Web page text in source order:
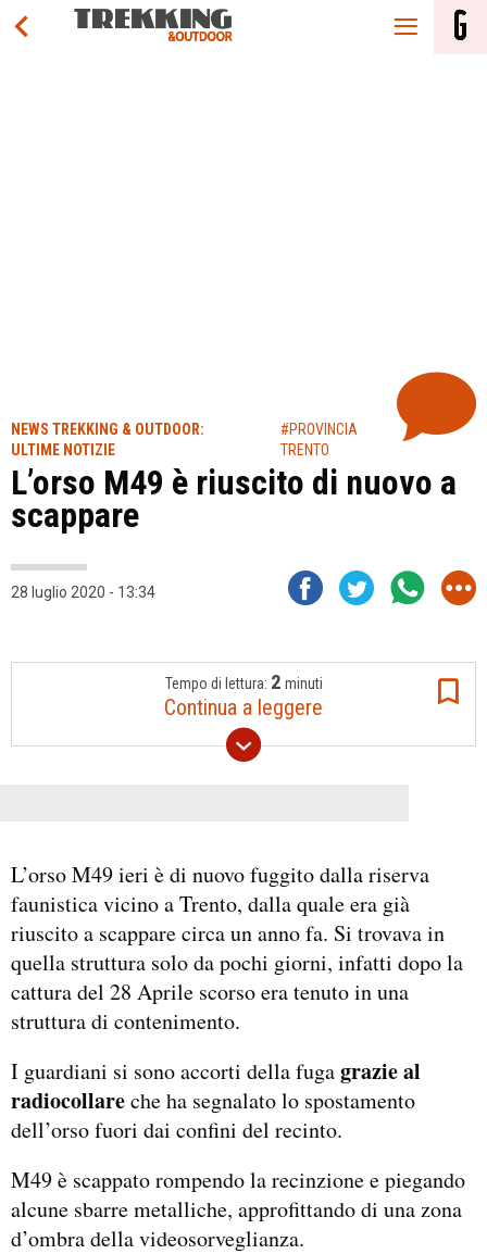
NEWS TREKKING & OUTDOOR:
ULTIME NOTIZIE
#PROVINCIA
TRENTO
L’orso M49 è riuscito di nuovo a
scappare
28 luglio 2020 - 13:34
Tempo di lettura: 2 minuti
Continua a leggere
L’orso M49 ieri è di nuovo fuggito dalla riserva
faunistica vicino a Trento, dalla quale era già
riuscito a scappare circa un anno fa. Si trovava in
quella struttura solo da pochi giorni, infatti dopo la
cattura del 28 Aprile scorso era tenuto in una
struttura di contenimento.
I guardiani si sono accorti della fugagrazie al
radiocollareche ha segnalato lo spostamento
dell’orso fuori dai confini del recinto.
M49 è scappato rompendo la recinzione e piegando
alcune sbarre metalliche, approfittando di una zona
d’ombra della videosorveglianza.